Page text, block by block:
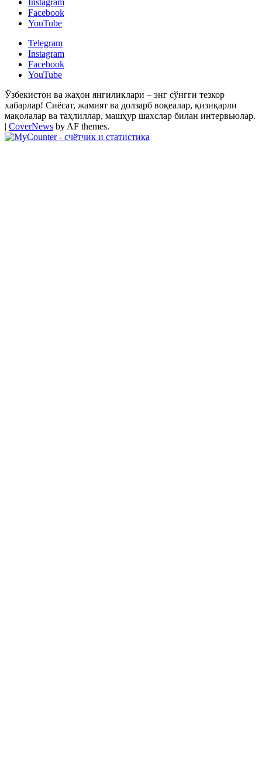
Facebook
YouTube
Telegram
Instagram
Facebook
YouTube
Ўзбекистон ва жаҳон янгиликлари – энг сўнгги тезкор
хабарлар! Сиёсат, жамият ва долзарб воқеалар, қизиқарли
мақолалар ва таҳлиллар, машҳур шахслар билан интервьюлар.
| CoverNews by AF themes.